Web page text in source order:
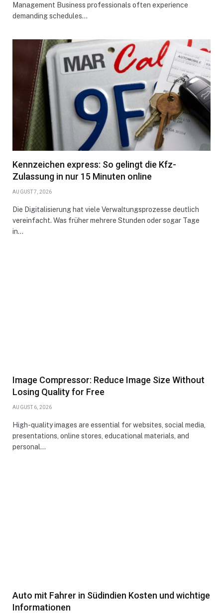
Management Business professionals often experience
demanding schedules…
Kennzeichen express: So gelingt die Kfz-
Zulassung in nur 15 Minuten online
AUGUST 7, 2026
Die Digitalisierung hat viele Verwaltungsprozesse deutlich
vereinfacht. Was früher mehrere Stunden oder sogar Tage
in…
Image Compressor: Reduce Image Size Without
Losing Quality for Free
AUGUST 6, 2026
High-quality images are essential for websites, social media,
presentations, online stores, educational materials, and
personal…
Auto mit Fahrer in Südindien Kosten und wichtige
Informationen